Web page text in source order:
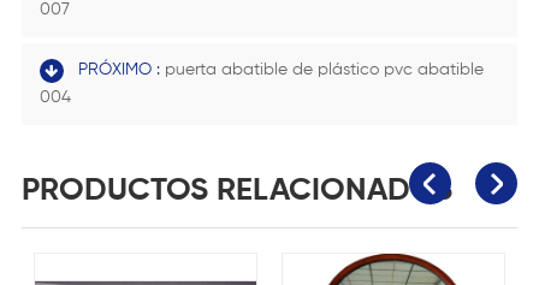
007
PRÓXIMO : puerta abatible de plástico pvc abatible
004
PRODUCTOS RELACIONADOS